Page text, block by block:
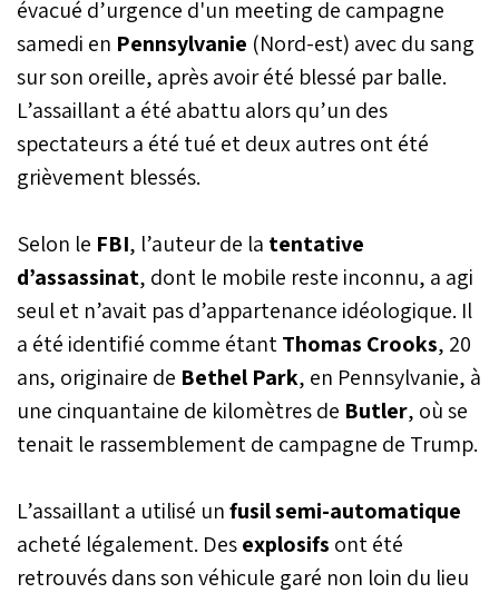
évacué d’urgence d'un meeting de campagne
samedi en Pennsylvanie (Nord-est) avec du sang
sur son oreille, après avoir été blessé par balle.
L’assaillant a été abattu alors qu’un des
spectateurs a été tué et deux autres ont été
grièvement blessés.
Selon le FBI, l’auteur de la tentative
d’assassinat, dont le mobile reste inconnu, a agi
seul et n’avait pas d’appartenance idéologique. Il
a été identifié comme étantThomas Crooks, 20
ans, originaire de Bethel Park, en Pennsylvanie, à
une cinquantaine de kilomètres de Butler, où se
tenait le rassemblement de campagne de Trump.
L’assaillant a utilisé unfusil semi-automatique
acheté légalement. Desexplosifs ont été
retrouvés dans son véhicule garé non loin du lieu